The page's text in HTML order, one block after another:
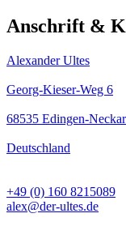
Anschrift &
Alexander Ultes
Georg-Kieser-Weg 6
68535 Edingen-
Deutschland
+49 (0) 160 8215089
alex@der-ultes.de